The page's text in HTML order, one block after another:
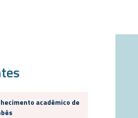
acadêmico de